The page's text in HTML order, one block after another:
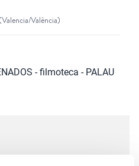
València)
- filmoteca - PALAU
ha terminado